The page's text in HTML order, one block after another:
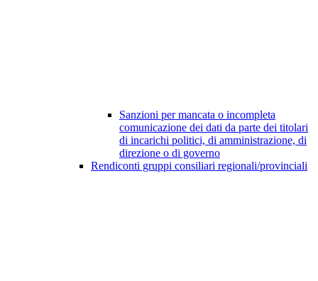
Sanzioni per mancata o incompleta
comunicazione dei dati da parte dei titolari
di incarichi politici, di amministrazione, di
direzione o di governo
Rendiconti gruppi consiliari regionali/provinciali